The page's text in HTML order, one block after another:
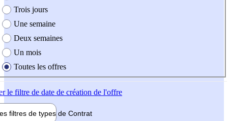
Trois jours
Une semaine
Deux semaines
Un mois
Toutes les offres
le filtre de date de création de l'offre
filtres de types de Contrat